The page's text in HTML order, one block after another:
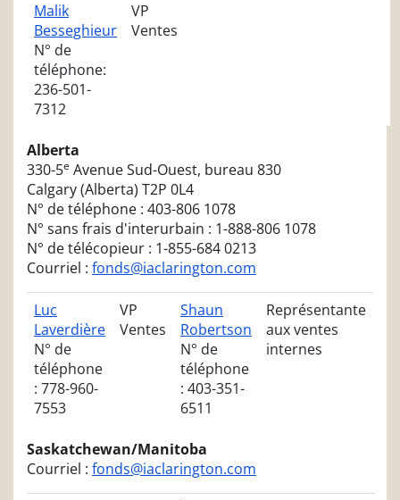
Malik
Besseghieur
N° de
téléphone:
236-501-
7312
VP
Ventes
Alberta
330-5e Avenue Sud-Ouest, bureau 830
Calgary (Alberta) T2P 0L4
N° de téléphone : 403-806 1078
N° sans frais d'interurbain : 1-888-806 1078
N° de télécopieur : 1-855-684 0213
Courriel : fonds@iaclarington.com
Luc
Laverdière
N° de
téléphone
: 778-960-
7553
VP
Ventes
Shaun
Robertson
N° de
téléphone
: 403-351-
6511
Représentante
aux ventes
internes
Saskatchewan/Manitoba
Courriel : fonds@iaclarington.com